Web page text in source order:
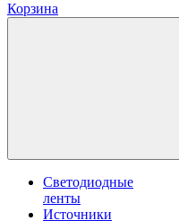
Корзина
Светодиодные
ленты
Источники